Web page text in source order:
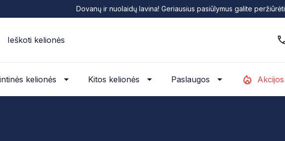
Dovanų ir nuolaidų lavina! Geriausius pasiūlymus galite peržiūrėti
Ieškoti kelionės
kelionės Kitos kelionės Paslaugos Akcijos